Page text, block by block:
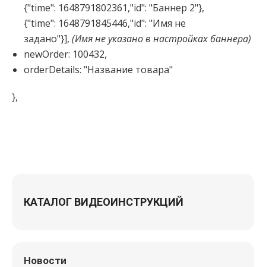
{"time": 1648791802361,"id": "Баннер 2"},
{"time": 1648791845446,"id": "Имя не
задано"}], (Имя не указано в настройках баннера)
newOrder: 100432,
orderDetails: "Название товара"
},
КАТАЛОГ ВИДЕОИНСТРУКЦИЙ
Новости